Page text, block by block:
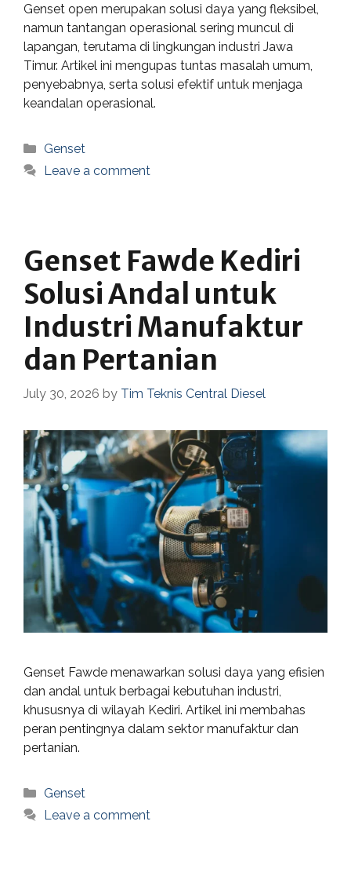
Genset open merupakan solusi daya yang fleksibel,
namun tantangan operasional sering muncul di
lapangan, terutama di lingkungan industri Jawa
Timur. Artikel ini mengupas tuntas masalah umum,
penyebabnya, serta solusi efektif untuk menjaga
keandalan operasional.
Categories
Genset
Leave a comment
Genset Fawde Kediri
Solusi Andal untuk
Industri Manufaktur
dan Pertanian
July 30, 2026 by Tim Teknis Central Diesel
Genset Fawde menawarkan solusi daya yang efisien
dan andal untuk berbagai kebutuhan industri,
khususnya di wilayah Kediri. Artikel ini membahas
peran pentingnya dalam sektor manufaktur dan
pertanian.
Categories
Genset
Leave a comment